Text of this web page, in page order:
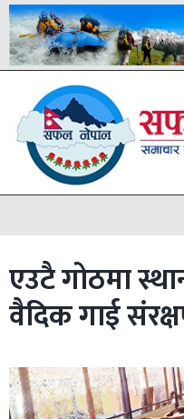
एउटै गोठमा
वैदिक गाई